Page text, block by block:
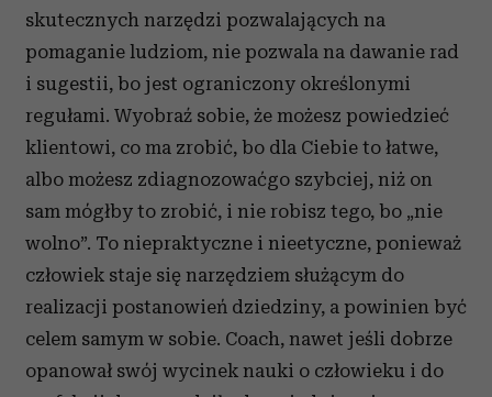
skutecznych narzędzi pozwalających na
pomaganie ludziom, nie pozwala na dawanie rad
i sugestii, bo jest ograniczony określonymi
regułami. Wyobraź sobie, że możesz powiedzieć
klientowi, co ma zrobić, bo dla Ciebie to łatwe,
albo możesz zdiagnozowaćgo szybciej, niż on
sam mógłby to zrobić, i nie robisz tego, bo „nie
wolno”. To niepraktyczne i nieetyczne, ponieważ
człowiek staje się narzędziem służącym do
realizacji postanowień dziedziny, a powinien być
celem samym w sobie. Coach, nawet jeśli dobrze
opanował swój wycinek nauki o człowieku i do